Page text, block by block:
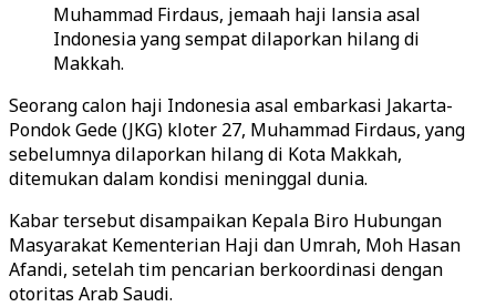
Muhammad Firdaus, jemaah haji lansia asal
Indonesia yang sempat dilaporkan hilang di
Makkah.
Seorang calon haji Indonesia asal embarkasi Jakarta-
Pondok Gede (JKG) kloter 27, Muhammad Firdaus, yang
sebelumnya dilaporkan hilang di Kota Makkah,
ditemukan dalam kondisi meninggal dunia.
Kabar tersebut disampaikan Kepala Biro Hubungan
Masyarakat Kementerian Haji dan Umrah, Moh Hasan
Afandi, setelah tim pencarian berkoordinasi dengan
otoritas Arab Saudi.